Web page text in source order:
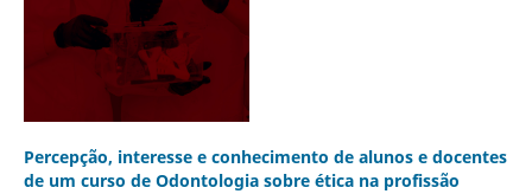
Percepção, interesse e conhecimento de alunos e docentes
de um curso de Odontologia sobre ética na profissão